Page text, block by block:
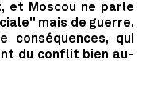
et Moscou ne parle
mais de guerre.
conséquences, qui
du conflit bien au-